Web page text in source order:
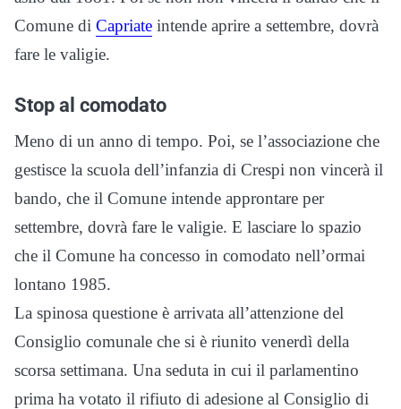
Comune di Capriate intende aprire a settembre, dovrà
fare le valigie.
Stop al comodato
Meno di un anno di tempo. Poi, se l’associazione che
gestisce la scuola dell’infanzia di Crespi non vincerà il
bando, che il Comune intende approntare per
settembre, dovrà fare le valigie. E lasciare lo spazio
che il Comune ha concesso in comodato nell’ormai
lontano 1985.
La spinosa questione è arrivata all’attenzione del
Consiglio comunale che si è riunito venerdì della
scorsa settimana. Una seduta in cui il parlamentino
prima ha votato il rifiuto di adesione al Consiglio di